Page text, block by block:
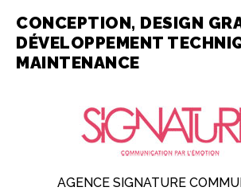
CONCEPTION, DESIGN
DÉVELOPPEMENT
MAINTENANCE
AGENCE SIGNATURE